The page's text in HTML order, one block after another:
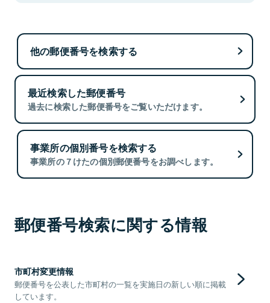
他の郵便番号を検索する
最近検索した郵便番号
過去に検索した郵便番号をご覧いただけます。
事業所の個別番号を検索する
事業所の７けたの個別郵便番号をお調べします。
郵便番号検索に関する情報
市町村変更情報
郵便番号を公表した市町村の一覧を実施日の新しい順に掲載
しています。